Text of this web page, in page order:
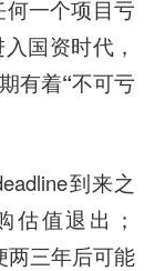
一个项目亏
国资时代，
有着“不可亏
到来之
估值退出；
两三年后可能